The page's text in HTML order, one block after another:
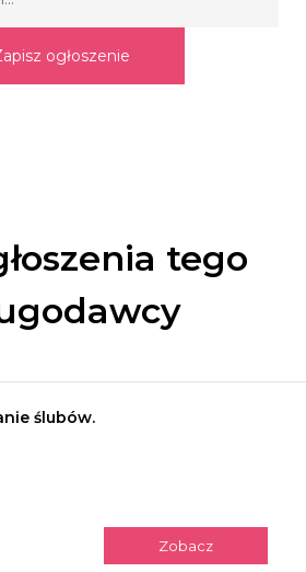
ogłoszenie
tego
ślubów.
Zobacz